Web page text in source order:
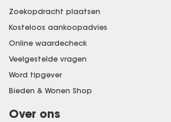
Zoekopdracht plaatsen
Kosteloos aankoopadvies
Online waardecheck
Veelgestelde vragen
Word tipgever
Bieden & Wonen Shop
Over ons